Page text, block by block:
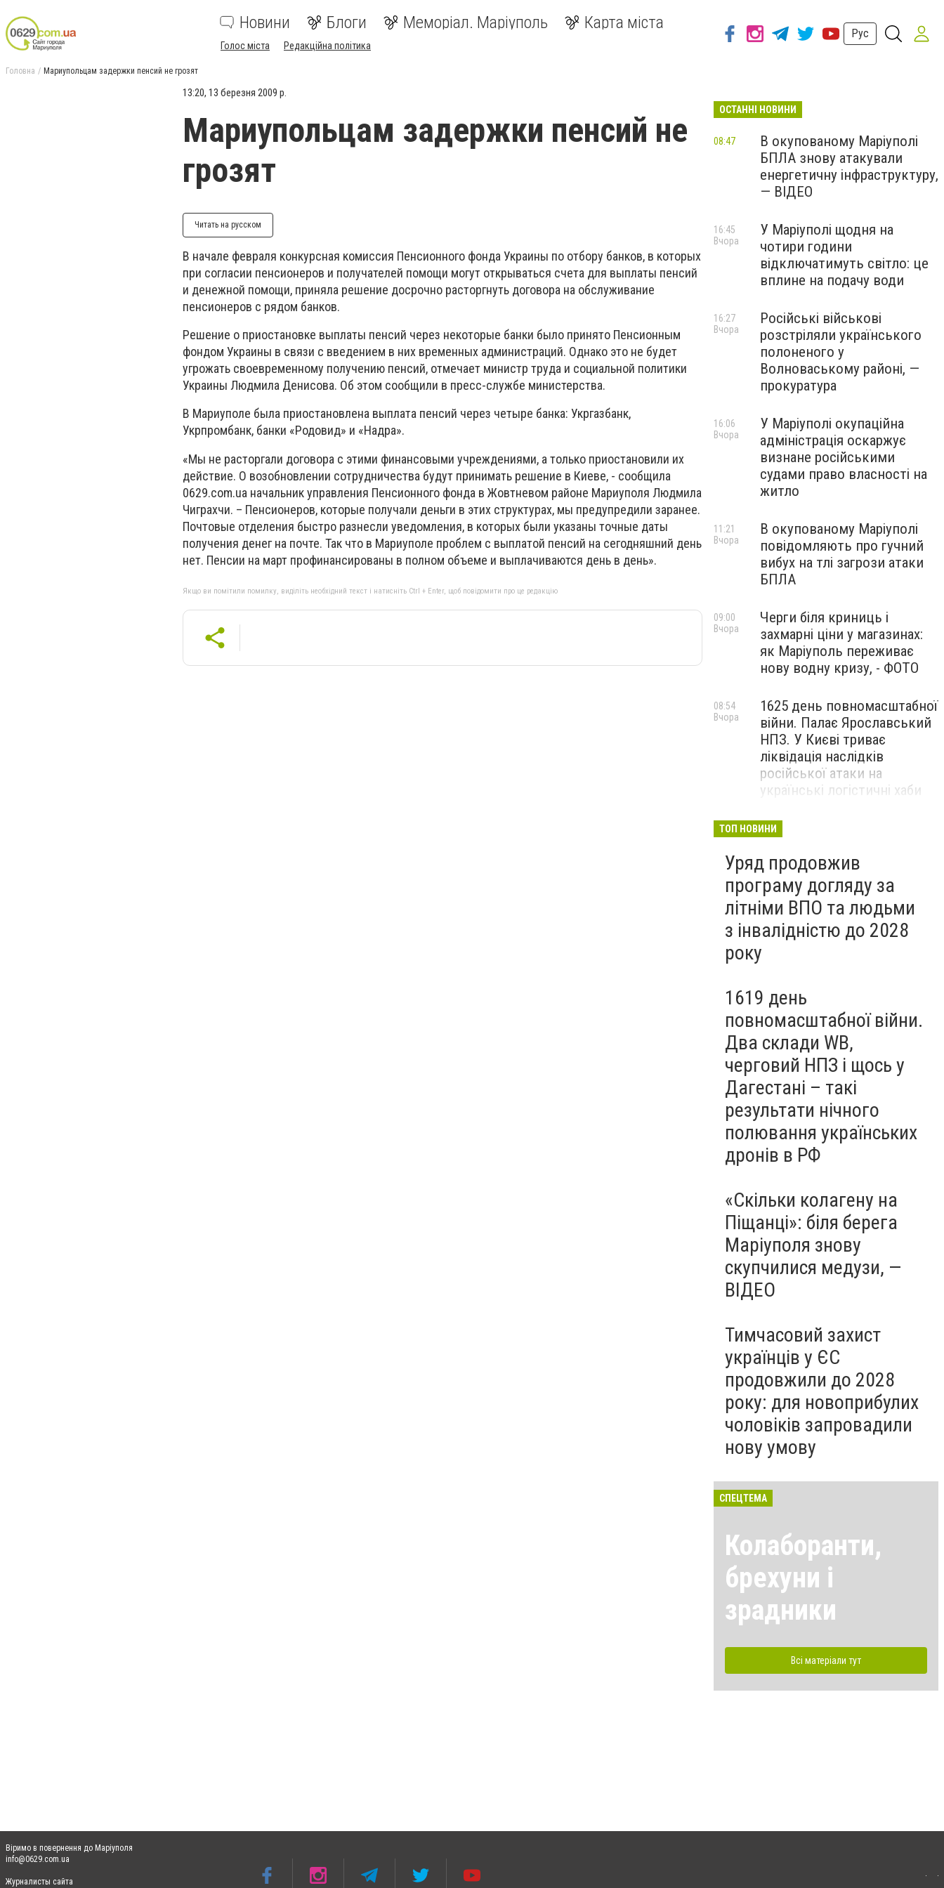
Новини Блоги Меморіал. Маріуполь Карта міста
Голос міста Редакційна політика
Рус
Головна Мариупольцам задержки пенсий не грозят
13:20, 13 березня 2009 р.
Мариупольцам задержки пенсий не
грозят
Читать на русском
В начале февраля конкурсная комиссия Пенсионного фонда Украины по отбору банков, в которых
при согласии пенсионеров и получателей помощи могут открываться счета для выплаты пенсий
и денежной помощи, приняла решение досрочно расторгнуть договора на обслуживание
пенсионеров с рядом банков.
Решение о приостановке выплаты пенсий через некоторые банки было принято Пенсионным
фондом Украины в связи с введением в них временных администраций. Однако это не будет
угрожать своевременному получению пенсий, отмечает министр труда и социальной политики
Украины Людмила Денисова. Об этом сообщили в пресс-службе министерства.
В Мариуполе была приостановлена выплата пенсий через четыре банка: Укргазбанк,
Укрпромбанк, банки «Родовид» и «Надра».
«Мы не расторгали договора с этими финансовыми учреждениями, а только приостановили их
действие. О возобновлении сотрудничества будут принимать решение в Киеве, - сообщила
0629.com.ua начальник управления Пенсионного фонда в Жовтневом районе Мариуполя Людмила
Чиграхчи. – Пенсионеров, которые получали деньги в этих структурах, мы предупредили заранее.
Почтовые отделения быстро разнесли уведомления, в которых были указаны точные даты
получения денег на почте. Так что в Мариуполе проблем с выплатой пенсий на сегодняшний день
нет. Пенсии на март профинансированы в полном объеме и выплачиваются день в день».
Якщо ви помітили помилку, виділіть необхідний текст і натисніть Ctrl + Enter, щоб повідомити про це редакцію
ОСТАННІ НОВИНИ
В окупованому Маріуполі
БПЛА знову атакували
енергетичну інфраструктуру,
— ВІДЕО
08:47
У Маріуполі щодня на
чотири години
відключатимуть світло: це
вплине на подачу води
16:45
Вчора
Російські військові
розстріляли українського
полоненого у
Волноваському районі, —
прокуратура
16:27
Вчора
У Маріуполі окупаційна
адміністрація оскаржує
визнане російськими
судами право власності на
житло
16:06
Вчора
В окупованому Маріуполі
повідомляють про гучний
вибух на тлі загрози атаки
БПЛА
11:21
Вчора
Черги біля криниць і
захмарні ціни у магазинах:
як Маріуполь переживає
нову водну кризу, - ФОТО
09:00
Вчора
1625 день повномасштабної
війни. Палає Ярославський
НПЗ. У Києві триває
ліквідація наслідків
російської атаки на
українські логістичні хаби
08:54
Вчора
"Птахи Одіна" оприлюднили
бойової роботи, - ВІДЕО
20:54
5 серпня
ТОП НОВИНИ
Уряд продовжив
програму догляду за
літніми ВПО та людьми
з інвалідністю до 2028
року
1619 день
повномасштабної війни.
Два склади WB,
черговий НПЗ і щось у
Дагестані – такі
результати нічного
полювання українських
дронів в РФ
«Скільки колагену на
Піщанці»: біля берега
Маріуполя знову
скупчилися медузи, —
ВІДЕО
Тимчасовий захист
українців у ЄС
продовжили до 2028
року: для новоприбулих
чоловіків запровадили
нову умову
СПЕЦТЕМА
Колаборанти,
брехуни і
зрадники
Всі матеріали тут
Віримо в повернення до Маріуполя
info@0629.com.ua
Журналисты сайта